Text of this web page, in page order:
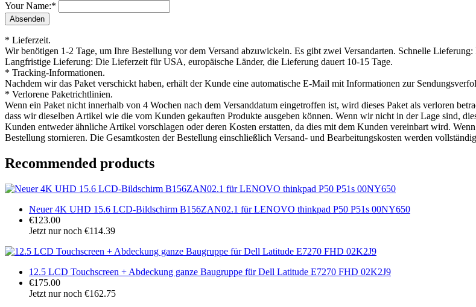
Your Name:*
* Lieferzeit.
Wir benötigen 1-2 Tage, um Ihre Bestellung vor dem Versand abzuwickeln. Es gibt zwei Versandarten. Schnelle
Langfristige Lieferung: Die Lieferzeit für USA, europäische Länder, die Lieferung dauert 10-15 Tage.
* Tracking-Informationen.
Nachdem wir das Paket verschickt haben, erhält der Kunde eine automatische E-Mail mit Informationen zur
* Verlorene Paketrichtlinien.
Wenn ein Paket nicht innerhalb von 4 Wochen nach dem Versanddatum eingetroffen ist, wird dieses Paket als verloren
dass wir dieselben Artikel wie die vom Kunden gekauften Produkte ausgeben können. Wenn wir nicht in der Lage sind,
Kunden entweder ähnliche Artikel vorschlagen oder deren Kosten erstatten, da dies mit dem Kunden vereinbart wird.
Bestellung stornieren. Die Gesamtkosten der Bestellung einschließlich Versand- und Bearbeitungskosten werden
Recommended products
Neuer 4K UHD 15.6 LCD-Bildschirm B156ZAN02.1 für LENOVO thinkpad P50 P51s 00NY650
€123.00
Jetzt nur noch €114.39
12.5 LCD Touchscreen + Abdeckung ganze Baugruppe für Dell Latitude E7270 FHD 02K2J9
€175.00
Jetzt nur noch €162.75